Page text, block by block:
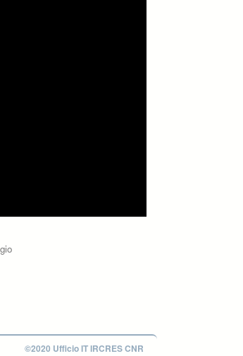
©2020 Ufficio IT IRCRES CNR